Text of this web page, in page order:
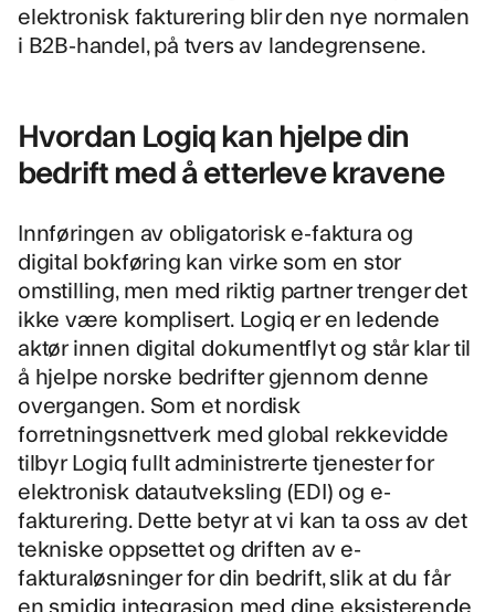
elektronisk fakturering blir den nye normalen
i B2B-handel, på tvers av landegrensene.
Hvordan Logiq kan hjelpe din
bedrift med å etterleve kravene
Innføringen av obligatorisk e-faktura og
digital bokføring kan virke som en stor
omstilling, men med riktig partner trenger det
ikke være komplisert. Logiq er en ledende
aktør innen digital dokumentflyt og står klar til
å hjelpe norske bedrifter gjennom denne
overgangen. Som et nordisk
forretningsnettverk med global rekkevidde
tilbyr Logiq fullt administrerte tjenester for
elektronisk datautveksling (EDI) og e-
fakturering. Dette betyr at vi kan ta oss av det
tekniske oppsettet og driften av e-
fakturaløsninger for din bedrift, slik at du får
en smidig integrasjon med dine eksisterende